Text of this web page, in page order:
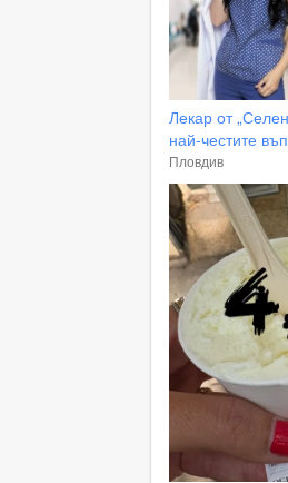
Лекар от
най-честите
Пловдив